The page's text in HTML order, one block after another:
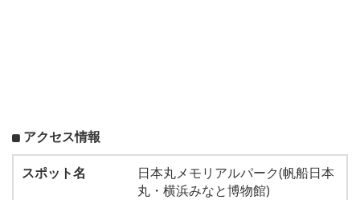
アクセス情報
スポット名
日本丸メモリアルパーク(帆船日本
丸・横浜みなと博物館)